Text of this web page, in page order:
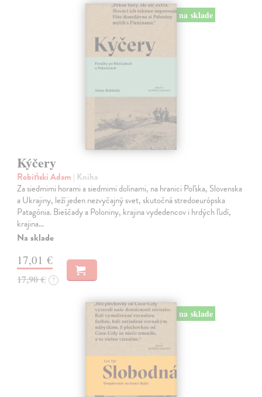
na sklade
Kýčery
Robiński Adam | Kniha
Za siedmimi horami a siedmimi dolinami, na hranici Poľska, Slovenska
a Ukrajiny, leží jeden nezvyčajný svet, skutočná stredoeurópska
Patagónia. Bieščady a Poloniny, krajina vydedencov i hrdých ľudí,
krajina…
Na sklade
17,01 €
17,90 € ?
na sklade